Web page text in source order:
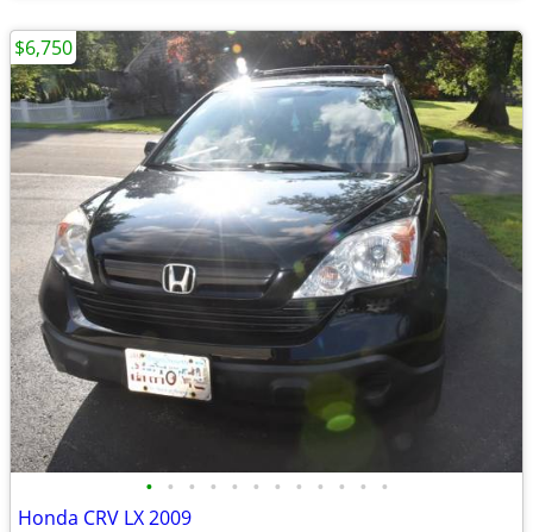
• • • • • • • • • • • •
Honda CRV LX 2009
$6,750